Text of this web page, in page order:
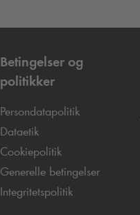
Betingelser og
politikker
Persondatapolitik
Dataetik
Cookiepolitik
Generelle betingelser
Integritetspolitik